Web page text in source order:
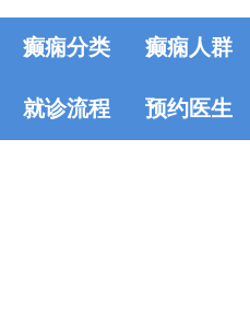
癫痫分类 癫痫人群
就诊流程 预约医生